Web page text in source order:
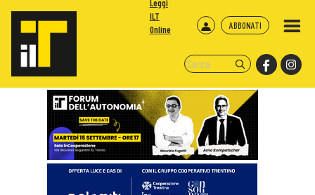
ABBONATI
Leggi
ILT
Online